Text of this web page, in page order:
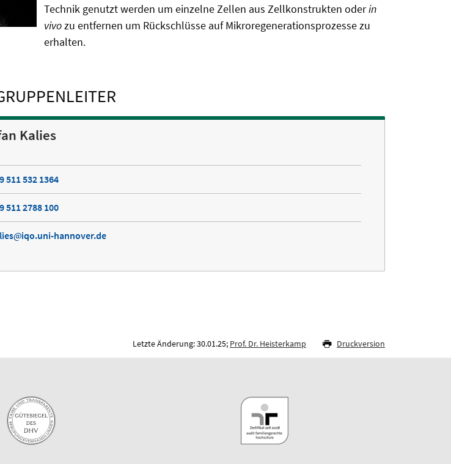
Technik genutzt werden um einzelne Zellen aus Zellkonstrukten oderin
vivozu entfernen um Rückschlüsse auf Mikroregenerationsprozesse zu
erhalten.
Kalies
511 532 1364
511 2788 100
iqo.uni-hannover.de
Letzte Änderung: 30.01.25; Prof. Dr. Heisterkamp Druckversion